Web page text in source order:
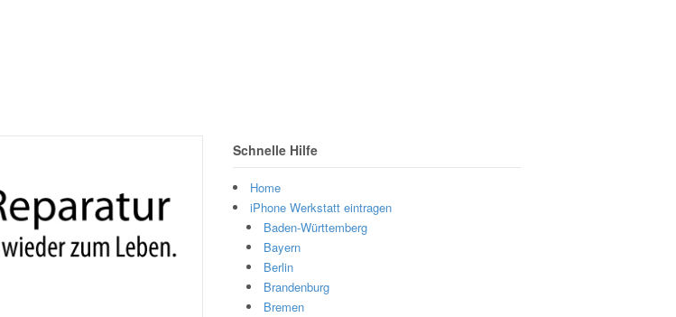
Schnelle Hilfe
Home
iPhone Werkstatt eintragen
Baden-Württemberg
Bayern
Berlin
Brandenburg
Bremen